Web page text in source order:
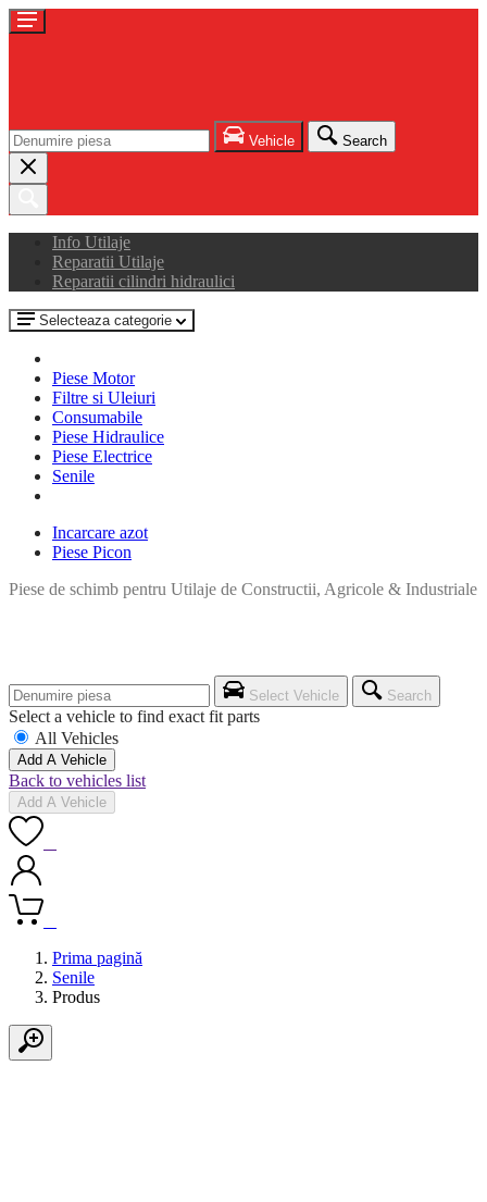
Vehicle Search
Info Utilaje
Reparatii Utilaje
Reparatii cilindri hidraulici
Selecteaza categorie
Piese Motor
Filtre si Uleiuri
Consumabile
Piese Hidraulice
Piese Electrice
Senile
Incarcare azot
Piese Picon
Piese de schimb pentru Utilaje de Constructii, Agricole & Industriale
Select Vehicle Search
Select a vehicle to find exact fit parts
All Vehicles
Add A Vehicle
Back to vehicles list
Add A Vehicle
Prima pagină
Senile
Produs